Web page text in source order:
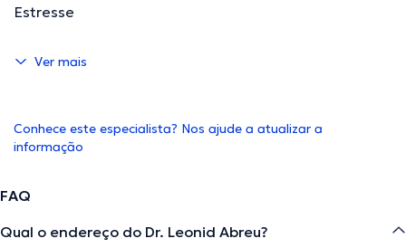
Estresse
Ver mais
Conhece este especialista? Nos ajude a atualizar a
informação
FAQ
Qual o endereço do Dr. Leonid Abreu?